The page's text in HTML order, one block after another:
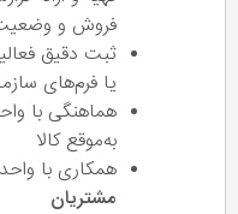
فروش و
ثبت دقیق
یا فرم‌های
هماهنگی با
به‌موقع کالا
همکاری با
مشتریان